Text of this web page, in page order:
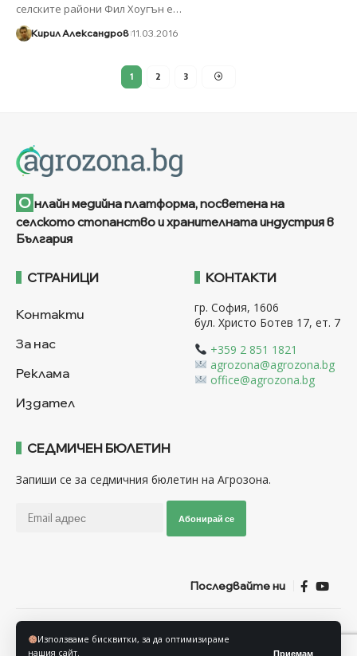
Използваме бисквитки, за да оптимизираме
нашия сайт.
Приемам
селските райони Фил Хоугън е…
Кирил Александров 11.03.2016
1 2 3
О нлайн медийна платформа, посветена на
селското стопанство и хранителната индустрия в
България
СТРАНИЦИ
Контакти
За нас
Реклама
Издател
КОНТАКТИ
гр. София, 1606
бул. Христо Ботев 17, ет. 7
+359 2 851 1821
agrozona@agrozona.bg
office@agrozona.bg
СЕДМИЧЕН БЮЛЕТИН
Запиши се за седмичния бюлетин на Агрозона.
Абонирай се
Последвайте ни
Политика за защита на личните данни